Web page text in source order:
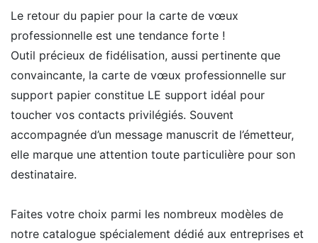
Le retour du papier pour la carte de vœux
professionnelle est une tendance forte !
Outil précieux de fidélisation, aussi pertinente que
convaincante, la carte de vœux professionnelle sur
support papier constitue LE support idéal pour
toucher vos contacts privilégiés. Souvent
accompagnée d’un message manuscrit de l’émetteur,
elle marque une attention toute particulière pour son
destinataire.
Faites votre choix parmi les nombreux modèles de
notre catalogue spécialement dédié aux entreprises et